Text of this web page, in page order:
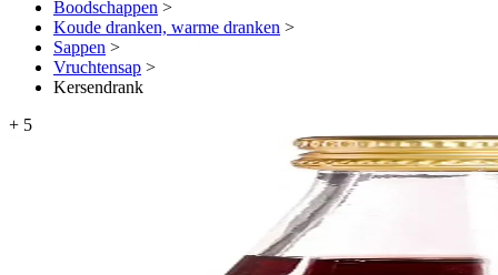
Boodschappen >
Koude dranken, warme dranken >
Sappen >
Vruchtensap >
Kersendrank
+ 5